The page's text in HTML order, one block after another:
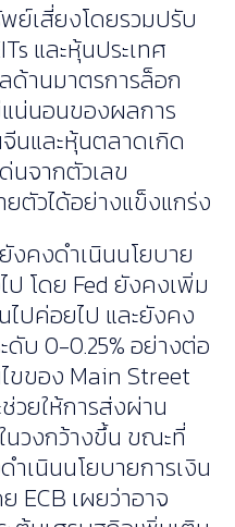
ย์เสี่ยงโดยรวมปรับ
และหุ้นประเทศ
านมาตรการล็อก
แน่นอนของผลการ
นและหุ้นตลาดเกิด
นจากตัวเลข
ตัวได้อย่างแข็งแกร่ง
งคงดำเนินนโยบาย
โดย Fed ยังคงเพิ่ม
ปค่อยไป และยังคง
บ 0-0.25% อย่างต่อ
ขของ Main Street
วยให้การส่งผ่าน
นวงกว้างขึ้น ขณะที่
ำเนินนโยบายการเงิน
ECB เผยว่าอาจ